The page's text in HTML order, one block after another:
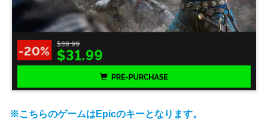
※こちらのゲームはEpicのキーとなります。